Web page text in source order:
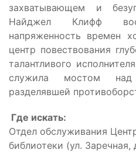
захватывающем и
Найджел Клифф
напряженность времен
центр повествования
талантливого
служила мостом над
разделявшей
Где искать:
Отдел обслуживания
библиотеки (ул. Заречная,